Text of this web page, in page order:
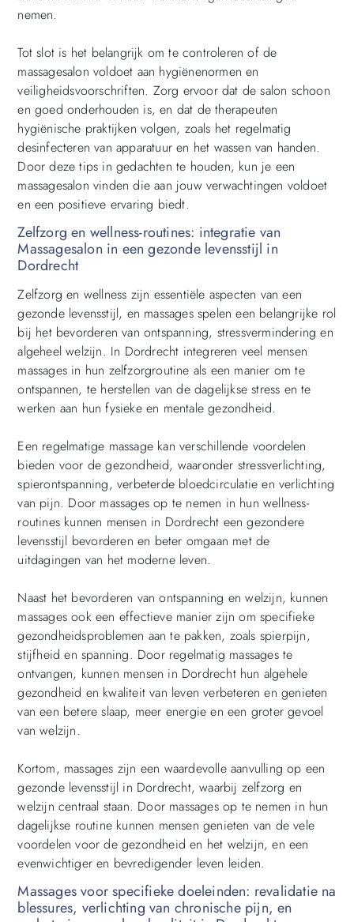
nemen.
Tot slot is het belangrijk om te controleren of de
massagesalon voldoet aan hygiënenormen en
veiligheidsvoorschriften. Zorg ervoor dat de salon schoon
en goed onderhouden is, en dat de therapeuten
hygiënische praktijken volgen, zoals het regelmatig
desinfecteren van apparatuur en het wassen van handen.
Door deze tips in gedachten te houden, kun je een
massagesalon vinden die aan jouw verwachtingen voldoet
en een positieve ervaring biedt.
Zelfzorg en wellness-routines: integratie van
Massagesalon in een gezonde levensstijl in
Dordrecht
Zelfzorg en wellness zijn essentiële aspecten van een
gezonde levensstijl, en massages spelen een belangrijke rol
bij het bevorderen van ontspanning, stressvermindering en
algeheel welzijn. In Dordrecht integreren veel mensen
massages in hun zelfzorgroutine als een manier om te
ontspannen, te herstellen van de dagelijkse stress en te
werken aan hun fysieke en mentale gezondheid.
Een regelmatige massage kan verschillende voordelen
bieden voor de gezondheid, waaronder stressverlichting,
spierontspanning, verbeterde bloedcirculatie en verlichting
van pijn. Door massages op te nemen in hun wellness-
routines kunnen mensen in Dordrecht een gezondere
levensstijl bevorderen en beter omgaan met de
uitdagingen van het moderne leven.
Naast het bevorderen van ontspanning en welzijn, kunnen
massages ook een effectieve manier zijn om specifieke
gezondheidsproblemen aan te pakken, zoals spierpijn,
stijfheid en spanning. Door regelmatig massages te
ontvangen, kunnen mensen in Dordrecht hun algehele
gezondheid en kwaliteit van leven verbeteren en genieten
van een betere slaap, meer energie en een groter gevoel
van welzijn.
Kortom, massages zijn een waardevolle aanvulling op een
gezonde levensstijl in Dordrecht, waarbij zelfzorg en
welzijn centraal staan. Door massages op te nemen in hun
dagelijkse routine kunnen mensen genieten van de vele
voordelen voor de gezondheid en het welzijn, en een
evenwichtiger en bevredigender leven leiden.
Massages voor specifieke doeleinden: revalidatie na
blessures, verlichting van chronische pijn, en